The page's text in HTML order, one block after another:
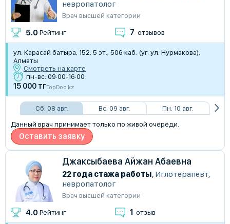
невропатолог
Врач высшей категории
5.0 Рейтинг 7 отзывов
ул. Карасай батыра, 152, 5 эт., 506 каб. (уг. ул. Нурмакова),
Алматы
Смотреть на карте
пн-вс: 09:00-16:00
15 000 тгTopDoc.kz
Сб. 08 авг. Вс. 09 авг.
Пн. 10 авг.
Данный врач принимает только по живой очереди.
Оставить заявку
Джаксыбаева Айжан Абаевна
22 года стажа работы, Иглотерапевт,
невропатолог
Врач высшей категории
4.0 Рейтинг 1 отзыв